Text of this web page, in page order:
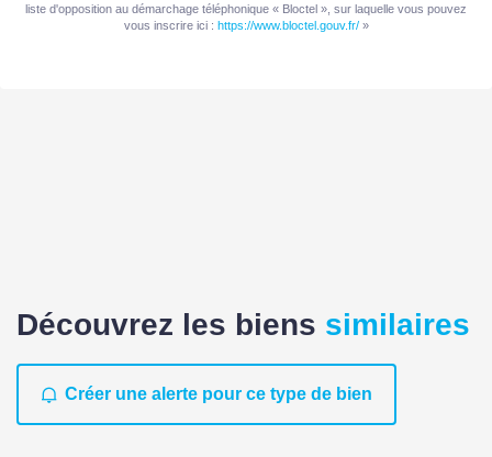
des Risques et
Pollutions (ERP)
liste d'opposition au démarchage téléphonique « Bloctel », sur laquelle vous pouvez
vous inscrire ici : https://www.bloctel.gouv.fr/»
Découvrez les biens similaires
Créer une alerte pour ce type de bien